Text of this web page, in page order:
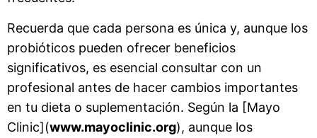
Recuerda que cada persona es única y, aunque los
probióticos pueden ofrecer beneficios
significativos, es esencial consultar con un
profesional antes de hacer cambios importantes
en tu dieta o suplementación. Según la [Mayo
Clinic](www.mayoclinic.org), aunque los